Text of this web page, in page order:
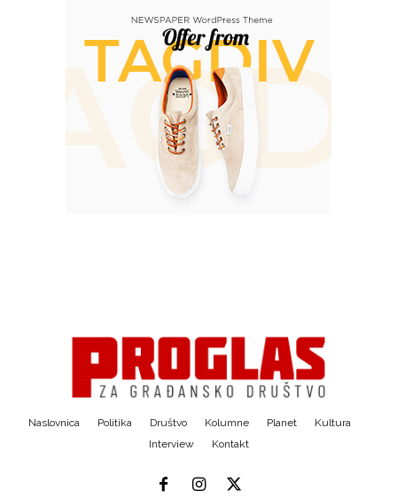
Naslovnica Politika Društvo Kolumne Planet
Kultura
Interview
Kontakt